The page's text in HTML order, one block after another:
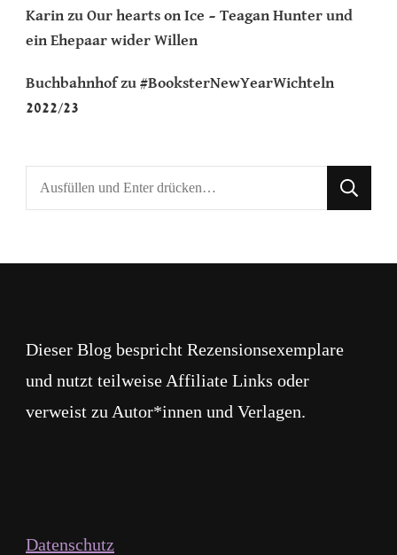
Karin zu Our hearts on Ice – Teagan Hunter und
ein Ehepaar wider Willen
Buchbahnhofzu #BooksterNewYearWichteln
2022/23
Suchst
du
Dieser Blog bespricht Rezensionsexemplare
und nutzt teilweise Affiliate Links oder
verweist zu Autor*innen und Verlagen.
Datenschutz